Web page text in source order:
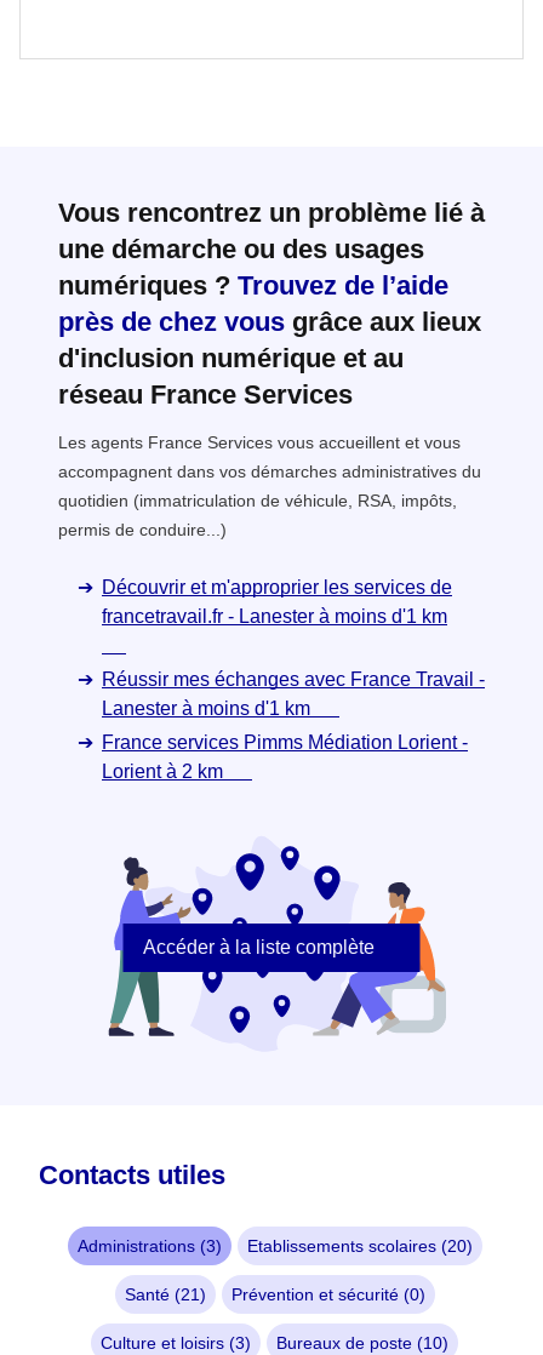
Vous rencontrez un problème lié à
une démarche ou des usages
numériques ? Trouvez de l’aide
près de chez vous grâce aux lieux
d'inclusion numérique et au
réseau France Services
Les agents France Services vous accueillent et vous
accompagnent dans vos démarches administratives du
quotidien (immatriculation de véhicule, RSA, impôts,
permis de conduire...)
Découvrir et m'approprier les services de
francetravail.fr - Lanester à moins d'1 km
Réussir mes échanges avec France Travail -
Lanester à moins d'1 km
France services Pimms Médiation Lorient -
Lorient à 2 km
Accéder à la liste complète
Contacts utiles
Administrations (3) Etablissements scolaires (20)
Santé (21) Prévention et sécurité (0)
Culture et loisirs (3) Bureaux de poste (10)